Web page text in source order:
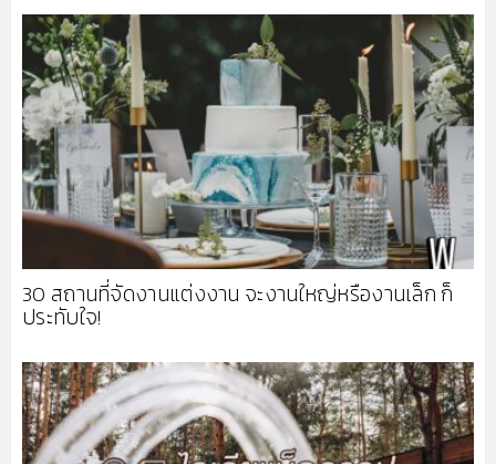
30 สถานที่จัดงานแต่งงาน จะงานใหญ่หรืองานเล็ก ก็
ประทับใจ!